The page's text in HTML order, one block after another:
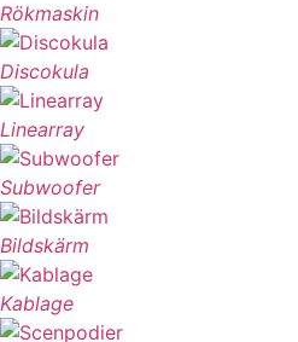
Rökmaskin
Discokula
Linearray
Subwoofer
Bildskärm
Kablage